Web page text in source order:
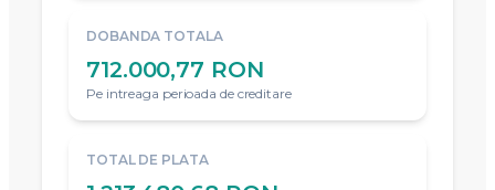
DOBANDA TOTALA
712.000,77 RON
Pe intreaga perioada de creditare
TOTAL DE PLATA